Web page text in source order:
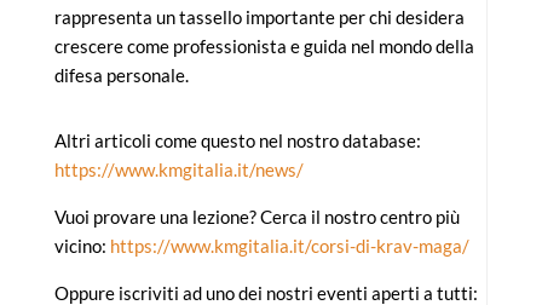
rappresenta un tassello importante per chi desidera
crescere come professionista e guida nel mondo della
difesa personale.
Altri articoli come questo nel nostro database:
https://www.kmgitalia.it/news/
Vuoi provare una lezione? Cerca il nostro centro più
vicino: https://www.kmgitalia.it/corsi-di-krav-maga/
Oppure iscriviti ad uno dei nostri eventi aperti a tutti: